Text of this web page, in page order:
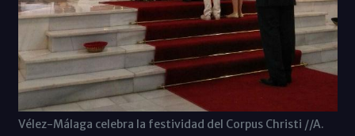
Vélez-Málaga celebra la festividad del Corpus Christi //A.